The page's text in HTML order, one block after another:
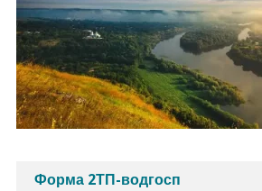
Форма 2ТП-водгосп